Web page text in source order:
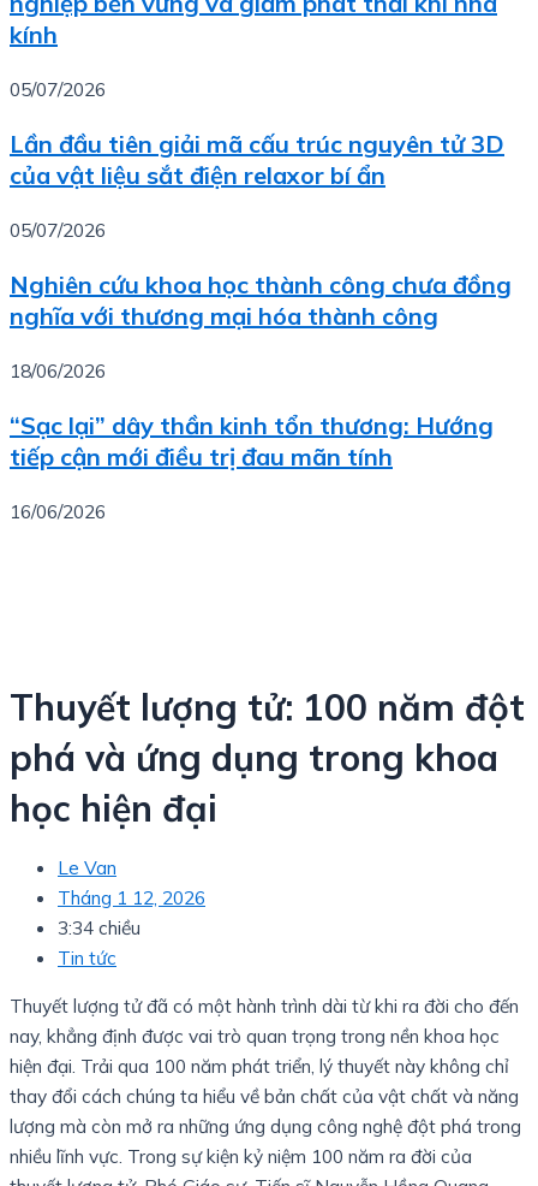
kính
05/07/2026
Lần đầu tiên giải mã cấu trúc nguyên tử 3D
của vật liệu sắt điện relaxor bí ẩn
05/07/2026
Nghiên cứu khoa học thành công chưa đồng
nghĩa với thương mại hóa thành công
18/06/2026
“Sạc lại” dây thần kinh tổn thương: Hướng
tiếp cận mới điều trị đau mãn tính
16/06/2026
Thuyết lượng tử: 100 năm đột
phá và ứng dụng trong khoa
học hiện đại
Le Van
Tháng 1 12, 2026
3:34 chiều
Tin tức
Thuyết lượng tử đã có một hành trình dài từ khi ra đời cho đến
nay, khẳng định được vai trò quan trọng trong nền khoa học
hiện đại. Trải qua 100 năm phát triển, lý thuyết này không chỉ
thay đổi cách chúng ta hiểu về bản chất của vật chất và năng
lượng mà còn mở ra những ứng dụng công nghệ đột phá trong
nhiều lĩnh vực. Trong sự kiện kỷ niệm 100 năm ra đời của